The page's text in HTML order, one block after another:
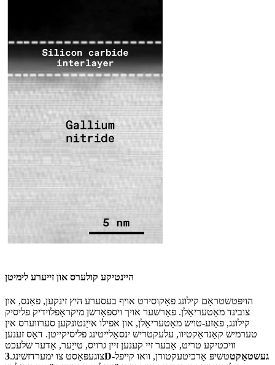
היינטיקע קולערס און זייערע לימיטן
הויפּטשטראָם קילונג פאָקוסירט אויף בעסערע היץ זינקען, פאַנס, און
צובינד מאַטעריאַלן. פאָרשער אויך ויספאָרשן מיקראָפלוידיק פליסיק
קילונג, פאַזע-טויש מאַטעריאַלן, און אפילו אייַנטונקען סערווערס אין
טערמיש קאַנדאַקטיוו, עלעקטריש ינסאַלייטינג פליסיקייטן. דאָס זענען
וויכטיקע טריט, אָבער זיי קענען זיין גרויס, טייַער, אָדער שלעכט
צוגעפּאַסט צו ימערדזשינג.
3D-געשטאַקטטשיפּ אַרכיטעקטורן, וואו קייפל